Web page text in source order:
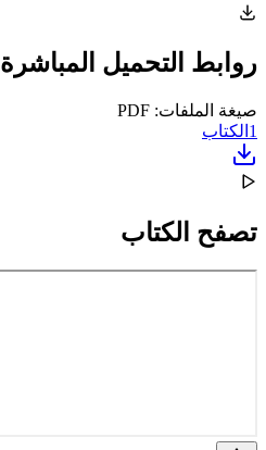
روابط التحميل المباشرة
صيغة الملفات: PDF
1 الكتاب
تصفح الكتاب